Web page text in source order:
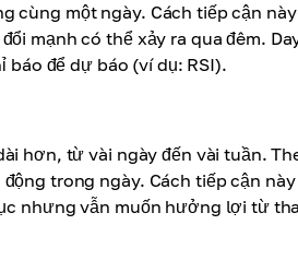
cùng một ngày. Cách tiếp cận
mạnh có thể xảy ra qua đêm.
để dự báo (ví dụ: RSI).
hơn, từ vài ngày đến vài tuần.
trong ngày. Cách tiếp cận
nhưng vẫn muốn hưởng lợi từ